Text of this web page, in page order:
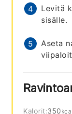
Levitä
sisälle.
Aseta
Kalorit:350 kcal